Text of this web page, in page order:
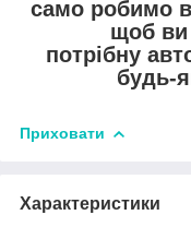
само робимо
щоб ви
потрібну
будь-
Приховати
Характеристики